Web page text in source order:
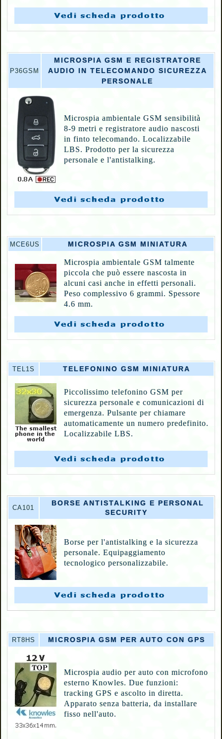
P36GSM
MICROSPIA GSM E REGISTRATORE
AUDIO IN TELECOMANDO SICUREZZA
PERSONALE
Microspia ambientale GSM sensibilità
8-9 metri e registratore audio nascosti
in finto telecomando. Localizzabile
LBS. Prodotto per la sicurezza
personale e l'antistalking.
MCE6US MICROSPIA GSM MINIATURA
Microspia ambientale GSM talmente
piccola che può essere nascosta in
alcuni casi anche in effetti personali.
Peso complessivo 6 grammi. Spessore
4.6 mm.
TEL1S TELEFONINO GSM MINIATURA
Piccolissimo telefonino GSM per
sicurezza personale e comunicazioni di
emergenza. Pulsante per chiamare
automaticamente un numero predefinito.
Localizzabile LBS.
CA101
BORSE ANTISTALKING E PERSONAL
SECURITY
Borse per l'antistalking e la sicurezza
personale. Equipaggiamento
tecnologico personalizzabile.
RT8HS MICROSPIA GSM PER AUTO CON GPS
Microspia audio per auto con microfono
esterno Knowles. Due funzioni:
tracking GPS e ascolto in diretta.
Apparato senza batteria, da installare
fisso nell'auto.